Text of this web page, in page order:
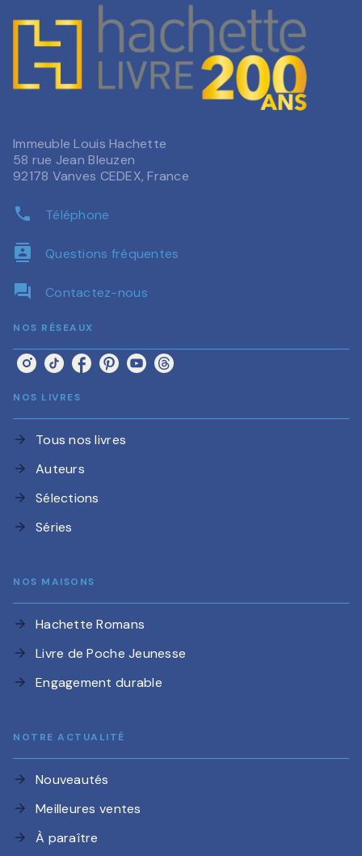
Immeuble Louis Hachette
58 rue Jean Bleuzen
92178 Vanves CEDEX, France
phone Téléphone
contacts Questions fréquentes
question_answer Contactez-nous
NOS RÉSEAUX
NOS LIVRES
arrow_forward Tous nos livres
arrow_forward Auteurs
arrow_forward Sélections
arrow_forward Séries
NOS MAISONS
arrow_forward Hachette Romans
arrow_forward Livre de Poche Jeunesse
arrow_forward Engagement durable
NOTRE ACTUALITÉ
arrow_forward Nouveautés
arrow_forward Meilleures ventes
arrow_forward À paraître